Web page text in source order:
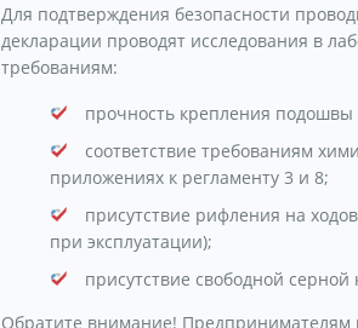
Для подтверждения безопасности
декларации проводят исследования в
требованиям:
прочность крепления
соответствие требованиям
приложениях к регламенту 3 и 8;
присутствие рифления на
при эксплуатации);
присутствие свободной серной
Обратите внимание! Предпринимателям